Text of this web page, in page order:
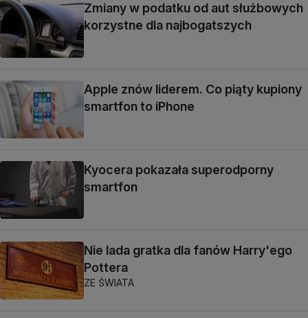
Zmiany w podatku od aut służbowych
korzystne dla najbogatszych
Apple znów liderem. Co piąty kupiony
smartfon to iPhone
Kyocera pokazała superodporny
smartfon
Nie lada gratka dla fanów Harry'ego
Pottera
ZE ŚWIATA